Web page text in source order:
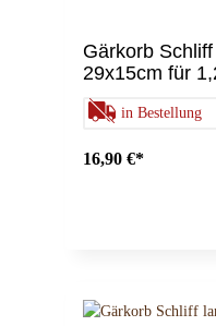
Gärkorb
29x15cm für
in Bestellung
16,90 €*